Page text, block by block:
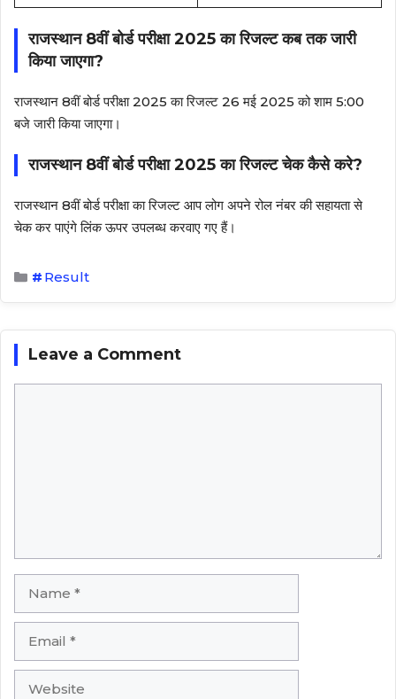
राजस्थान 8वीं बोर्ड परीक्षा 2025 का रिजल्ट कब तक जारी
किया जाएगा?
राजस्थान 8वीं बोर्ड परीक्षा 2025 का रिजल्ट 26 मई 2025 को शाम 5:00
बजे जारी किया जाएगा।
राजस्थान 8वीं बोर्ड परीक्षा 2025 का रिजल्ट चेक कैसे करे?
राजस्थान 8वीं बोर्ड परीक्षा का रिजल्ट आप लोग अपने रोल नंबर की सहायता से
चेक कर पाएंगे लिंक ऊपर उपलब्ध करवाए गए हैं।
Categories
Result
Leave a Comment
Website